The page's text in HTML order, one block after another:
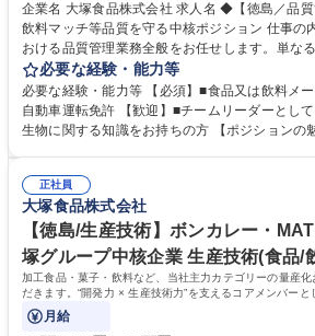
企業名 大塚食品株式会社 求人名 ◆【徳島／品質管理】ボンカレー・炭酸
飲料マッチ等品質を守る中核ポジション 仕事の内容 工場およびOEM先に
おける品質管理業務全般をお任せします。単な
工程全体の最適化・品質改善まで踏み込んでい
【業務内容】■自社工場およびOEM先の工程管
維持・向上に向けた改善活動の企画・推進 ■既
CH等）および新製品の品質設計・管理 ■トラブ
【徳島／品質管理】ボンカレー・炭酸飲料マッ
ョン
必要な経験・能力等
必要な経験・能力等 【必須】■食品又は飲料メ
自動車運転免許 【歓迎】■チームリーダーとし
生物に関する知識をお持ちの方 【ポジションの魅力】「ボンカレー」や
新規製品の双方に携わり、品質の枠を超えた“価
力。現場起点で改善提案を行いながら、チーム
長できます。品質管理として“変えられる環境”
裁量とやりがいがあります。 学歴・資格 学歴：大学院 大学 語学力： 資
格：第一種運転免許普通自動車
正社員
大塚食品株式会社
【徳島/生産技術】ボンカレー・
塚グループ中核企業 生産技術(食品/
加工食品・菓子・飲料など、当社主力カテゴリーの量産
だきます。“開発力 × 生産技術力”を支えるコアメンバー
計・品質改善に携われます。
月給